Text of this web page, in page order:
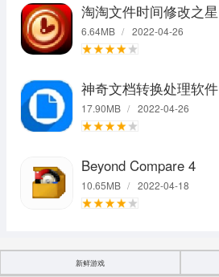
淘淘文件时间修改之星
6.64MB / 2022-04-26
神奇文档转换处理软件
17.90MB / 2022-04-26
Beyond Compare 4
10.65MB / 2022-04-18
新鲜游戏